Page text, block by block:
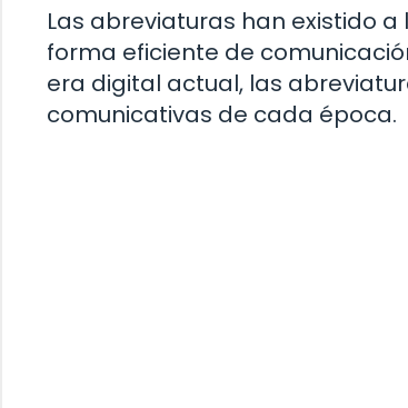
Las abreviaturas han existido
forma eficiente de
era digital actual, las
comunicativas de cada época.